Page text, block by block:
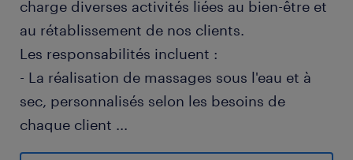
charge diverses activités liées au bien-être et
au rétablissement de nos clients.
Les responsabilités incluent :
- La réalisation de massages sous l'eau et à
sec, personnalisés selon les besoins de
chaque client ...
- L'animation de séances de mobilisation en